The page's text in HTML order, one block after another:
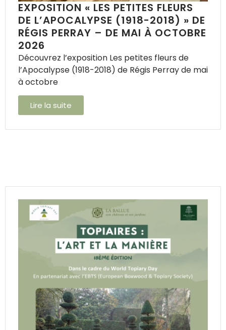
EXPOSITION « LES PETITES FLEURS
DE L’APOCALYPSE (1918-2018) » DE
RÉGIS PERRAY – DE MAI À OCTOBRE
2026
Découvrez l’exposition Les petites fleurs de
l’Apocalypse (1918-2018) de Régis Perray de mai
à octobre
Lire la suite